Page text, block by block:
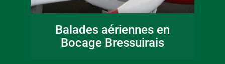
Balades aériennes en
Bocage Bressuirais